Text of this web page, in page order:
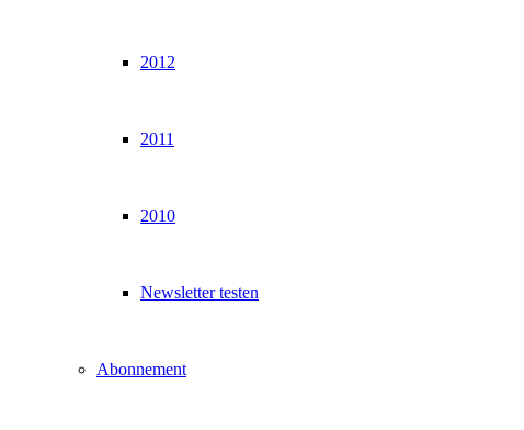
2012
2011
2010
Newsletter testen
Abonnement